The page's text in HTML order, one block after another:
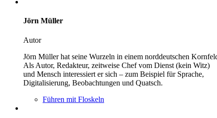
Jörn Müller
Autor
Jörn Müller hat seine Wurzeln in einem norddeutschen
Als Autor, Redakteur, zeitweise Chef vom Dienst (kein Witz)
und Mensch interessiert er sich – zum Beispiel für Sprache,
Digitalisierung, Beobachtungen und Quatsch.
Führen mit Floskeln